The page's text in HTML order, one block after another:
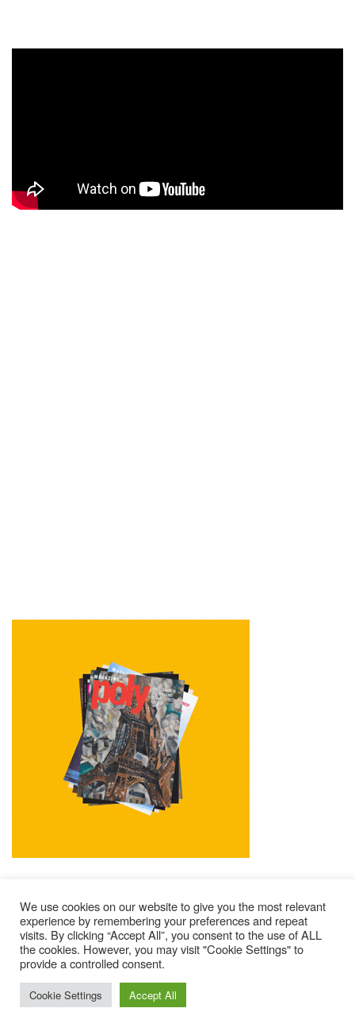
Mentions Légales Contacts
Où Trouver Poly ?
Lire Les Anciens N°
S’abonner À Poly
© 2025 – Magazine Poly – BKN
We use cookies on our website to give you the most relevant
experience by remembering your preferences and repeat
visits. By clicking “Accept All”, you consent to the use of ALL
the cookies. However, you may visit "Cookie Settings" to
provide a controlled consent.
Cookie Settings Accept All